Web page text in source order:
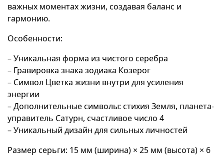
важных моментах жизни, создавая баланс и
гармонию.
Особенности:
– Уникальная форма из чистого серебра
– Гравировка знака зодиака Козерог
– Символ Цветка жизни внутри для усиления
энергии
– Дополнительные символы: стихия Земля, планета-
управитель Сатурн, счастливое число 4
– Уникальный дизайн для сильных личностей
Размер серьги: 15 мм (ширина) × 25 мм (высота) × 6